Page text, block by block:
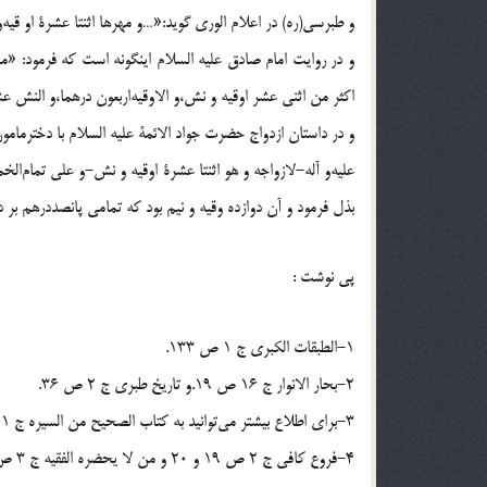
و طبرسى(ره) در اعلام الورى گويد:«…و مهرها اثنتا عشرة او
و در روايت امام صادق عليه السلام اينگونه است كه فرمود:
اكثر من اثنى عشر اوقيه و نش،و الاوقيه‌اربعون درهما،و النش
و در داستان ازدواج حضرت جواد الائمة عليه السلام با
بذل فرمود و آن دوازده وقيه و نيم بود كه تمامى پانصددرهم
پي نوشت :
1-الطبقات الكبرى ج 1 ص 133.
2-بحار الانوار ج 16 ص 19.و تاريخ طبرى ج 2 ص 36.
3-براى اطلاع بيشتر مى‌توانيد به كتاب الصحيح من السيره ج 1 ص 113 به بعد نيزمراجعه كنيد.
4-فروع كافى ج 2 ص 19 و 20 و من لا يحضره الفقيه ج 3 ص 397.